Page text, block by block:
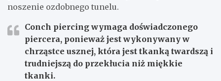
noszenie ozdobnego tunelu.
Conch piercing wymaga doświadczonego
piercera, ponieważ jest wykonywany w
chrząstce usznej, która jest tkanką twardszą i
trudniejszą do przekłucia niż miękkie
tkanki.